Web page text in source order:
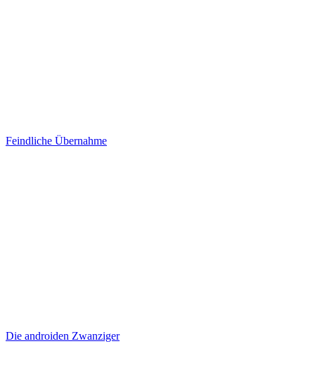
Feindliche Übernahme
Die androiden Zwanziger